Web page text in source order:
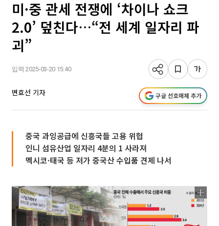
미·중 관세 전쟁에 ‘차이나 쇼크
2.0’ 덮친다…“전 세계 일자리 파
괴”
입력 2025-03-20 15:40
변효선 기자 구글 선호매체 추가
중국 과잉공급에 신흥국들 고용 위협
인니 섬유산업 일자리 4분의 1 사라져
멕시코·태국 등 저가 중국산 수입품 견제 나서